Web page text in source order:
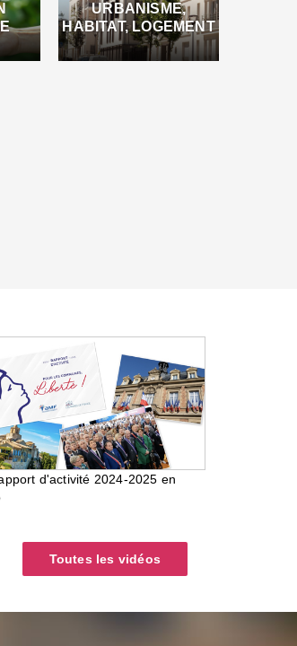
URBANISME,
HABITAT, LOGEMENT
d'activité 2024-2025 en
Toutes les vidéos